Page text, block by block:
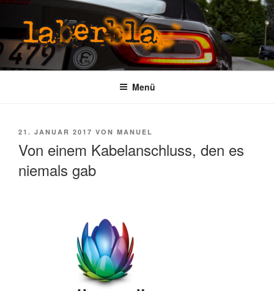
Zum
springen
LABERBLA
laber mal
Menü
VERÖFFENTLICHT
21. JANUAR 2017 VON MANUEL
Von einem Kabelanschluss, den es
niemals gab